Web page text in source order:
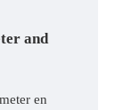
and
en